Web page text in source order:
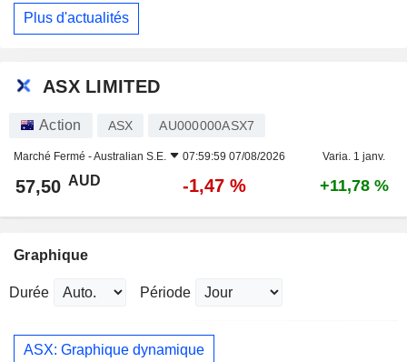
Plus d'actualités
ASX LIMITED
Action ASX AU000000ASX7
Marché Fermé -Australian S.E. 07:59:59 07/08/2026 Varia. 1 janv.
57,50 AUD -1,47 % +11,78 %
Graphique
Durée Période
ASX: Graphique dynamique